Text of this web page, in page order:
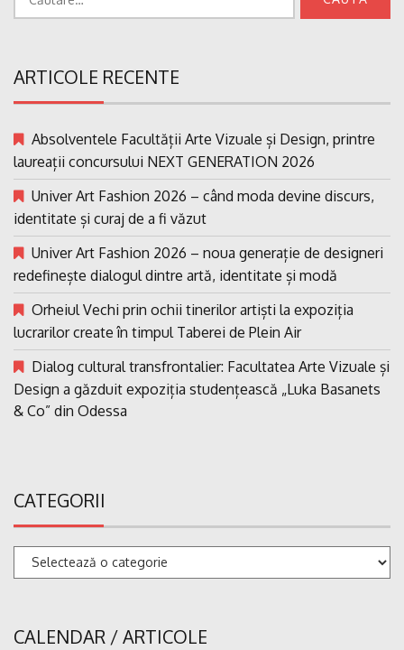
ARTICOLE RECENTE
Absolventele Facultății Arte Vizuale și Design, printre
laureații concursului NEXT GENERATION 2026
Univer Art Fashion 2026 – când moda devine discurs,
identitate și curaj de a fi văzut
Univer Art Fashion 2026 – noua generație de designeri
redefinește dialogul dintre artă, identitate și modă
Orheiul Vechi prin ochii tinerilor artiști la expoziția
lucrarilor create în timpul Taberei de Plein Air
Dialog cultural transfrontalier: Facultatea Arte Vizuale și
Design a găzduit expoziția studențească „Luka Basanets
& Co” din Odessa
CATEGORII
Categorii
CALENDAR / ARTICOLE